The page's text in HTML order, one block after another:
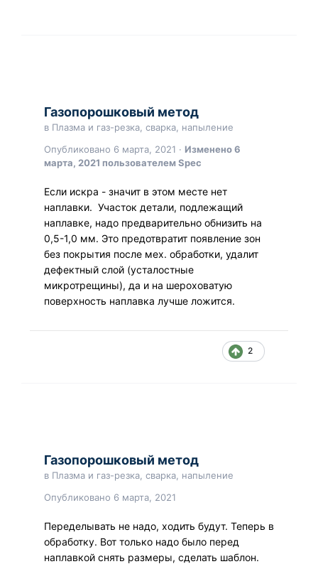
Газопорошковый метод
в Плазма и газ-резка, сварка, напыление
Опубликовано 6 марта, 2021 · Изменено6
марта, 2021 пользователем Spec
Если искра - значит в этом месте нет
наплавки. Участок детали, подлежащий
наплавке, надо предварительно обнизить на
0,5-1,0 мм. Это предотвратит появление зон
без покрытия после мех. обработки, удалит
дефектный слой (усталостные
микротрещины), да и на шероховатую
поверхность наплавка лучше ложится.
2
Газопорошковый метод
в Плазма и газ-резка, сварка, напыление
Опубликовано 6 марта, 2021
Переделывать не надо, ходить будут. Теперь в
обработку. Вот только надо было перед
наплавкой снять размеры, сделать шаблон.